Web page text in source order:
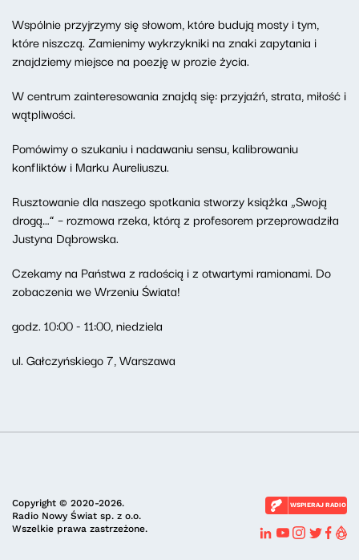
Wspólnie przyjrzymy się słowom, które budują mosty i tym,
które niszczą. Zamienimy wykrzykniki na znaki zapytania i
znajdziemy miejsce na poezję w prozie życia.
W centrum zainteresowania znajdą się: przyjaźń, strata, miłość i
wątpliwości.
Pomówimy o szukaniu i nadawaniu sensu, kalibrowaniu
konfliktów i Marku Aureliuszu.
Rusztowanie dla naszego spotkania stworzy książka „Swoją
drogą…” – rozmowa rzeka, którą z profesorem przeprowadziła
Justyna Dąbrowska.
Czekamy na Państwa z radością i z otwartymi ramionami. Do
zobaczenia we Wrzeniu Świata!
godz. 10:00 - 11:00, niedziela
ul. Gałczyńskiego 7, Warszawa
Copyright © 2020-2026.
Radio Nowy Świat sp. z o.o.
Wszelkie prawa zastrzeżone.
WSPIERAJ RADIO